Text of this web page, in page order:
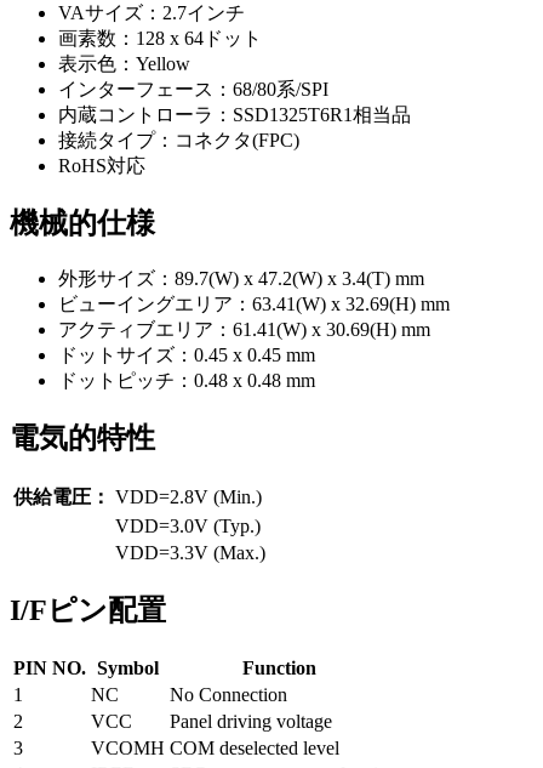
VAサイズ：2.7インチ
画素数：128 x 64ドット
表示色：Yellow
インターフェース：68/80系/SPI
内蔵コントローラ：SSD1325T6R1相当品
接続タイプ：コネクタ(FPC)
RoHS対応
機械的仕様
外形サイズ：89.7(W) x 47.2(W) x 3.4(T) mm
ビューイングエリア：63.41(W) x 32.69(H) mm
アクティブエリア：61.41(W) x 30.69(H) mm
ドットサイズ：0.45 x 0.45 mm
ドットピッチ：0.48 x 0.48 mm
電気的特性
供給電圧： VDD=2.8V (Min.)
VDD=3.0V (Typ.)
VDD=3.3V (Max.)
I/Fピン配置
PIN NO. Symbol
Function
1
NC
No Connection
2
VCC
Panel driving voltage
3
VCOMH COM deselected level